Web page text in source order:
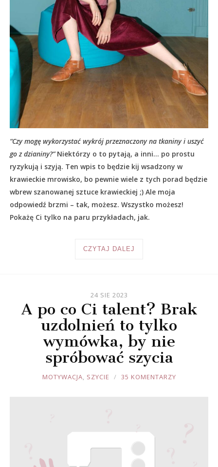
“Czy mogę wykorzystać wykrój przeznaczony na tkaniny i uszyć
go z dzianiny?”Niektórzy o to pytają, a inni… po prostu
ryzykują i szyją. Ten wpis to będzie kij wsadzony w
krawieckie mrowisko, bo pewnie wiele z tych porad będzie
wbrew szanowanej sztuce krawieckiej ;) Ale moja
odpowiedź brzmi – tak, możesz. Wszystko możesz!
Pokażę Ci tylko na paru przykładach, jak.
CZYTAJ DALEJ
24 SIE 2023
A po co Ci talent? Brak
uzdolnień to tylko
wymówka, by nie
spróbować szycia
JOULE
MOTYWACJA, SZYCIE 35 KOMENTARZY